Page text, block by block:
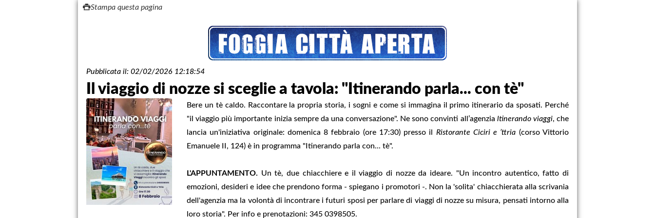
Stampa questa pagina
Pubblicata il: 02/02/2026 12:18:54
Il viaggio di nozze si sceglie a tavola: "Itinerando parla... con tè"
Bere un tè caldo. Raccontare la propria storia, i sogni e come si immagina il primo itinerario da sposati. Perché
"il viaggio più importante inizia sempre da una conversazione". Ne sono convinti all’agenzia ltinerando viaggi, che
lancia un'iniziativa originale: domenica 8 febbraio (ore 17:30) presso il Ristorante Ciciri e ’ttria (corso Vittorio
Emanuele II, 124) è in programma "Itinerando parla con... tè".
L'APPUNTAMENTO. Un tè, due chiacchiere e il viaggio di nozze da ideare. "Un incontro autentico, fatto di
emozioni, desideri e idee che prendono forma - spiegano i promotori -. Non la 'solita' chiacchierata alla scrivania
dell'agenzia ma la volontà di incontrare i futuri sposi per parlare di viaggi di nozze su misura, pensati intorno alla
loro storia". Per info e prenotazioni: 345 0398505.